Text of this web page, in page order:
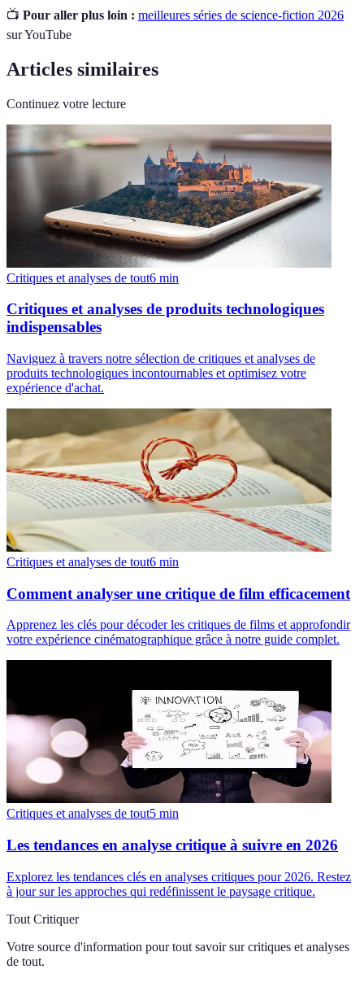
📺 Pour aller plus loin : meilleures séries de science-fiction 2026
sur YouTube
Articles similaires
Continuez votre lecture
Critiques et analyses de tout6 min
Critiques et analyses de produits technologiques
indispensables
Naviguez à travers notre sélection de critiques et analyses de
produits technologiques incontournables et optimisez votre
expérience d'achat.
Critiques et analyses de tout6 min
Comment analyser une critique de film efficacement
Apprenez les clés pour décoder les critiques de films et approfondir
votre expérience cinématographique grâce à notre guide complet.
Critiques et analyses de tout5 min
Les tendances en analyse critique à suivre en 2026
Explorez les tendances clés en analyses critiques pour 2026. Restez
à jour sur les approches qui redéfinissent le paysage critique.
Tout Critiquer
Votre source d'information pour tout savoir sur critiques et analyses
de tout.